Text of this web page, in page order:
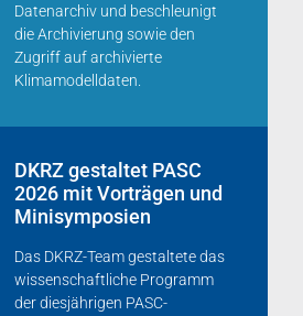
Datenarchiv und beschleunigt
die Archivierung sowie den
Zugriff auf archivierte
Klimamodelldaten.
DKRZ gestaltet PASC
2026 mit Vorträgen und
Minisymposien
Das DKRZ-Team gestaltete das
wissenschaftliche Programm
der diesjährigen PASC-